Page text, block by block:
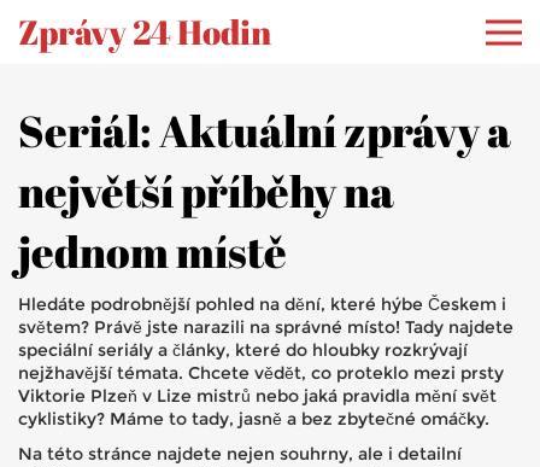
Zprávy 24 Hodin
Seriál: Aktuální zprávy a
největší příběhy na
jednom místě
Hledáte podrobnější pohled na dění, které hýbe Českem i
světem? Právě jste narazili na správné místo! Tady najdete
speciální seriály a články, které do hloubky rozkrývají
nejžhavější témata. Chcete vědět, co proteklo mezi prsty
Viktorie Plzeň v Lize mistrů nebo jaká pravidla mění svět
cyklistiky? Máme to tady, jasně a bez zbytečné omáčky.
Na této stránce najdete nejen souhrny, ale i detailní